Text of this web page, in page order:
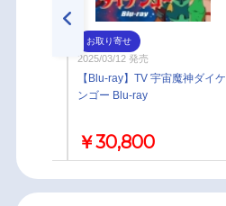
お取り寄せ
2025/03/12 発売
【Blu-ray】TV 宇宙魔神ダイケ
ンゴー Blu-ray
￥30,800